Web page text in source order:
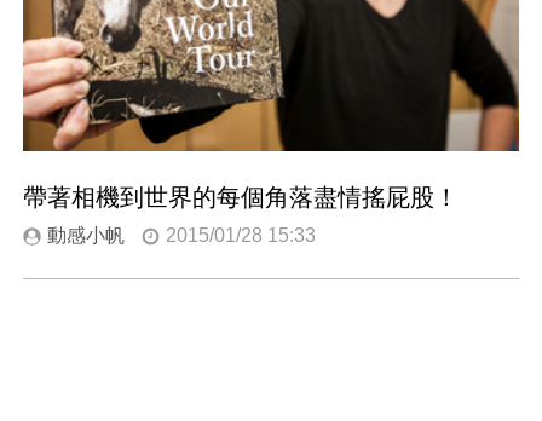
帶著相機到世界的每個角落盡情搖屁股！
動感小帆 2015/01/28 15:33